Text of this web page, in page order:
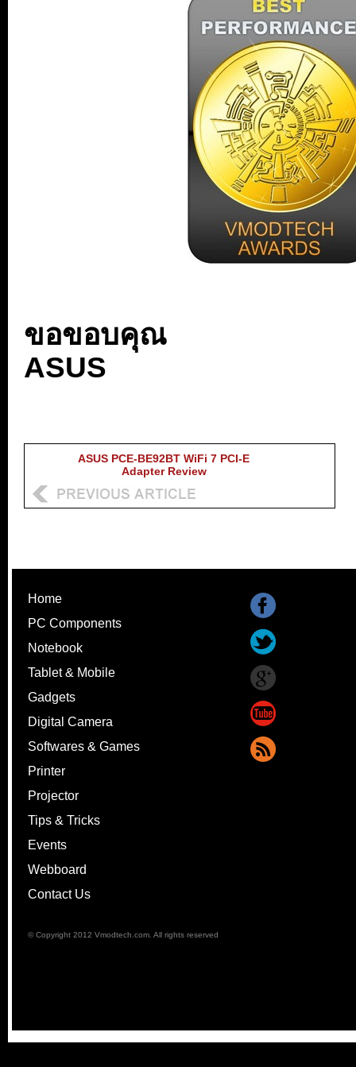
ขอขอบคุณ
ASUS
ASUS PCE-BE92BT WiFi 7 PCI-E
Adapter Review
Home
PC Components
Notebook
Tablet & Mobile
Gadgets
Digital Camera
Softwares & Games
Printer
Projector
Tips & Tricks
Events
Webboard
Contact Us
© Copyright 2012 Vmodtech.com. All rights reserved